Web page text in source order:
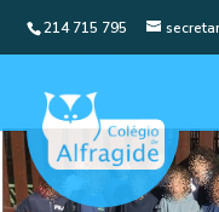
214 715 795